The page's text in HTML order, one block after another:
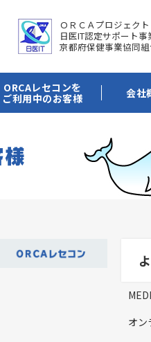
ＯＲＣＡプロジェクト
日医IT認定サポート事
京都府保健事業協同
ORCAレセコンを
ご利用中のお客様
会社
オン